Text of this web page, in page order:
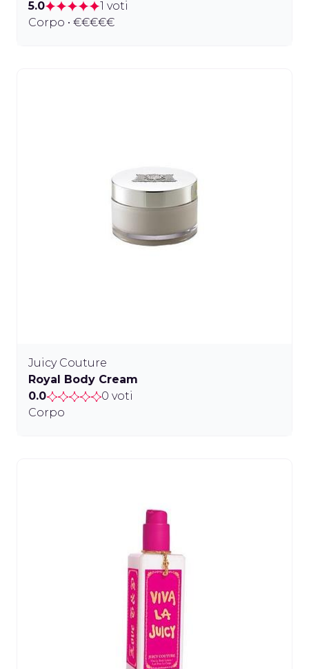
5.0
1 voti
Corpo • €€€€€
Juicy Couture
Royal Body Cream
0.0
0 voti
Corpo